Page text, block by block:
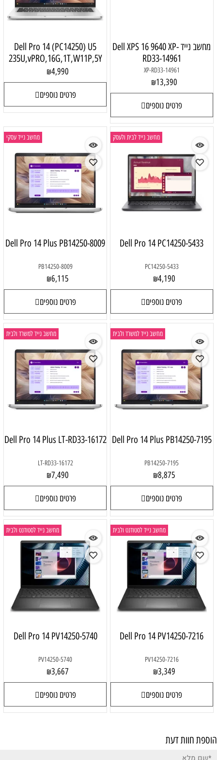
מחשב נייד Dell XPS 16 9640 XP-
RD33-14961
XP-RD33-14961
₪13,390
פרטים נוספים
Dell Pro 14 (PC14250) U5
235U,vPRO,16G,1T,W11P,5Y
₪4,990
פרטים נוספים
מחשב נייד לבית ולעסק
Dell Pro 14 PC14250-5433
PC14250-5433
₪4,190
פרטים נוספים
מחשב נייד עסקי
Dell Pro 14 Plus PB14250-8009
PB14250-8009
₪6,115
פרטים נוספים
מחשב נייד למשרד ולבית
Dell Pro 14 Plus PB14250-7195
PB14250-7195
₪8,875
פרטים נוספים
מחשב נייד למשרד ולבית
Dell Pro 14 Plus LT-RD33-16172
LT-RD33-16172
₪7,490
פרטים נוספים
מחשב נייד לסטודנט ולבית
Dell Pro 14 PV14250-7216
PV14250-7216
₪3,349
פרטים נוספים
מחשב נייד לסטודנט ולבית
Dell Pro 14 PV14250-5740
PV14250-5740
₪3,667
פרטים נוספים
הוספת חוות דעת